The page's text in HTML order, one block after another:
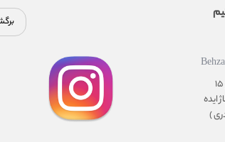
آدرس : تهران- بازار بزرگ- خ ۱۵
ایده
)